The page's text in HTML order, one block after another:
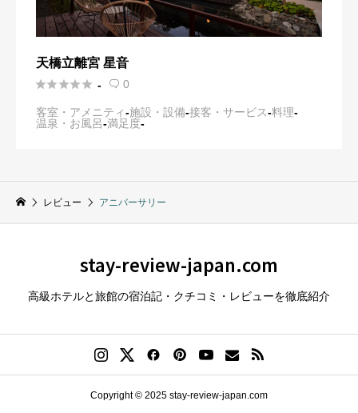
天橋立離宮 星音
 -  0
客室・アメニティ-施設・設備-接客・サービス-料理-
温泉・お風呂-満足度-
レビュー アニバーサリー
stay-review-japan.com
高級ホテルと旅館の宿泊記・クチコミ・レビューを徹底紹介
Copyright © 2025 stay-review-japan.com